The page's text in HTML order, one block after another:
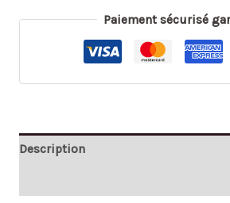
Paiement sécurisé
Description